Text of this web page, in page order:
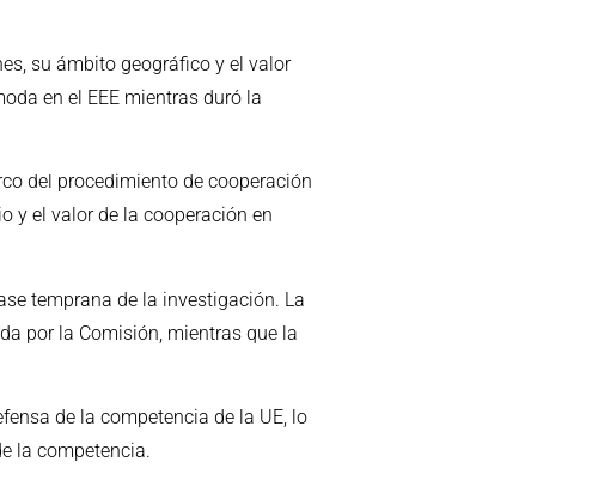
su ámbito geográfico y el valor
en el EEE mientras duró la
del procedimiento de cooperación
y el valor de la cooperación en
temprana de la investigación. La
por la Comisión, mientras que la
de la competencia de la UE, lo
la competencia.